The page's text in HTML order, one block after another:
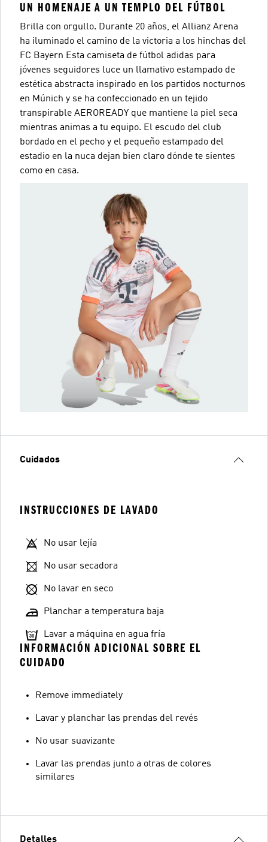
UN HOMENAJE A UN TEMPLO DEL FÚTBOL
Brilla con orgullo. Durante 20 años, el Allianz Arena
ha iluminado el camino de la victoria a los hinchas del
FC Bayern Esta camiseta de fútbol adidas para
jóvenes seguidores luce un llamativo estampado de
estética abstracta inspirado en los partidos nocturnos
en Múnich y se ha confeccionado en un tejido
transpirable AEROREADY que mantiene la piel seca
mientras animas a tu equipo. El escudo del club
bordado en el pecho y el pequeño estampado del
estadio en la nuca dejan bien claro dónde te sientes
como en casa.
Cuidados
INSTRUCCIONES DE LAVADO
No usar lejía
No usar secadora
No lavar en seco
Planchar a temperatura baja
Lavar a máquina en agua fría
INFORMACIÓN ADICIONAL SOBRE EL
CUIDADO
Remove immediately
Lavar y planchar las prendas del revés
No usar suavizante
Lavar las prendas junto a otras de colores
similares
Detalles